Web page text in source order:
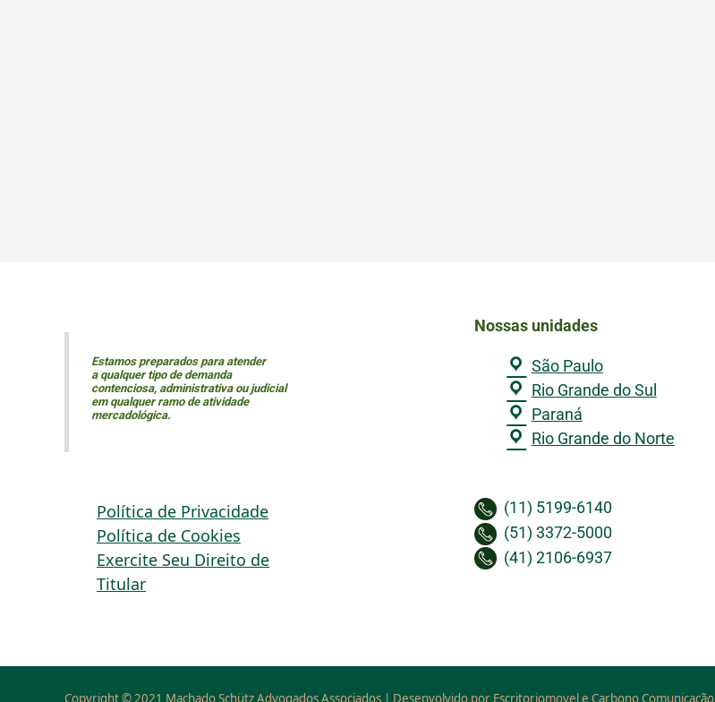
Estamos preparados para atender
a qualquer tipo de demanda
contenciosa, administrativa ou judicial
em qualquer ramo de atividade
mercadológica.
Política de Privacidade
Política de Cookies
Exercite Seu Direito de
Titular
Nossas unidades
São Paulo
Rio Grande do Sul
Paraná
Rio Grande do Norte
(11) 5199-6140
(51) 3372-5000
(41) 2106-6937
Copyright © 2021 Machado Schütz Advogados Associados | Desenvolvido por Escritoriomovel e Carbono Comunicação